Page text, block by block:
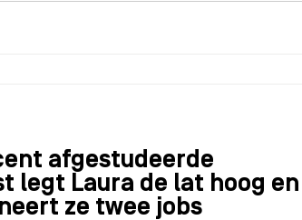
afgestudeerde
legt Laura de lat hoog en
ze twee jobs